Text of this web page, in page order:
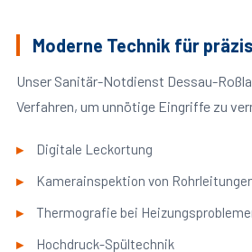
Moderne Technik für
Unser Sanitär-Notdienst Dessau-
Verfahren, um unnötige Eingriffe zu
Digitale Leckortung
Kamerainspektion von
Thermografie bei
Hochdruck-Spültechnik